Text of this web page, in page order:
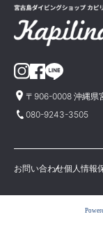
〒906-0008 沖縄県
080-9243-3505
お問い合わせ個人情報